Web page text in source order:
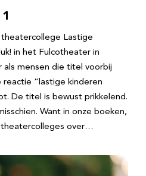
Lastige
in het Fulcotheater in
als mensen die titel voorbij
reactie “lastige kinderen
De titel is bewust prikkelend.
Want in onze boeken,
theatercolleges over…